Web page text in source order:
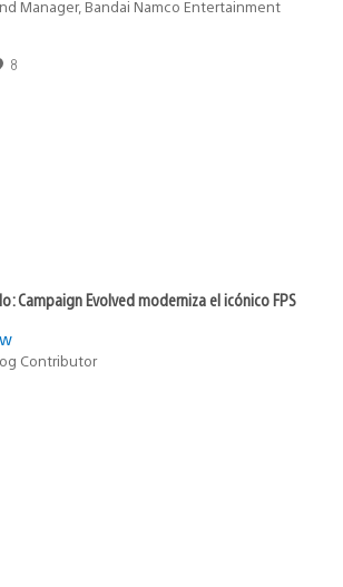
Manager, Bandai Namco Entertainment
8
Campaign Evolved moderniza el icónico FPS
Contributor